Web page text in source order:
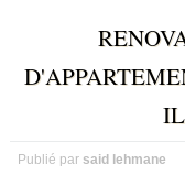
Publié par said lehmane